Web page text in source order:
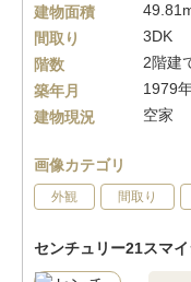
建物面積
間取り
3DK
階数
2階建
築年月
1979
建物現況
空家
画像カテゴリ
外観 間取り
センチュリー21スマ